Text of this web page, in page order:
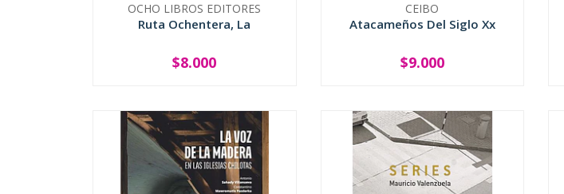
OCHO LIBROS EDITORES
Ruta Ochentera, La
+
$8.000
CEIBO
Atacameños Del Siglo Xx
+
$9.000